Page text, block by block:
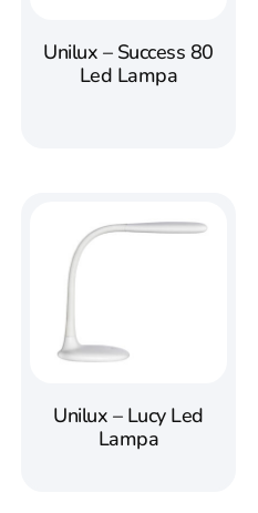
Unilux – Success 80
Led Lampa
Unilux – Lucy Led
Lampa